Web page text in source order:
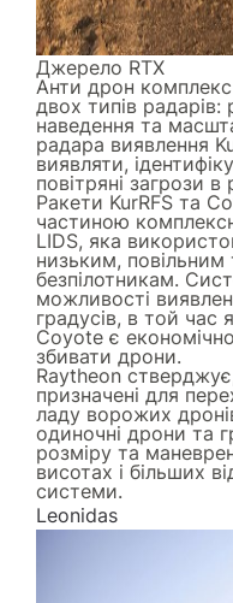
Джерело RTX
Анти дрон комплекс
двох типів радарів:
наведення та
радара виявлення
виявляти,
повітряні загрози в
Ракети KurRFS та
частиною
LIDS, яка
низьким,
безпілотникам.
можливості
градусів, в той час
Coyote є
збивати дрони.
Raytheon
призначені для
ладу ворожих
одиночні дрони та
розміру та
висотах і більших
системи.
Leonidas